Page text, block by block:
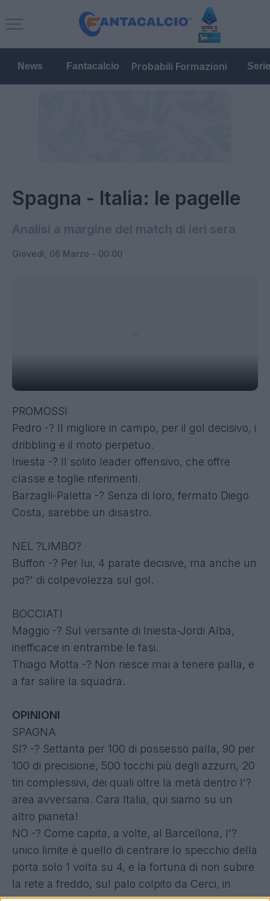
News Fantacalcio Probabili Formazioni
Spagna - Italia: le pagelle
Analisi a margine del match di ieri sera
Giovedì, 06 Marzo - 00:00
PROMOSSI
Pedro -? Il migliore in campo, per il gol decisivo, i
dribbling e il moto perpetuo.
Iniesta -? Il solito leader offensivo, che offre
classe e toglie riferimenti.
Barzagli-Paletta -? Senza di loro, fermato Diego
Costa, sarebbe un disastro.
NEL ?LIMBO?
Buffon -? Per lui, 4 parate decisive, ma anche un
po?' di colpevolezza sul gol.
BOCCIATI
Maggio -? Sul versante di Iniesta-Jordi Alba,
inefficace in entrambe le fasi.
Thiago Motta -? Non riesce mai a tenere palla, e
a far salire la squadra.
OPINIONI
SPAGNA
SI? -? Settanta per 100 di possesso palla, 90 per
100 di precisione, 500 tocchi più degli azzurri, 20
tiri complessivi, dei quali oltre la metà dentro l'?
area avversaria. Cara Italia, qui siamo su un
altro pianeta!
NO -? Come capita, a volte, al Barcellona, l'?
unico limite è quello di centrare lo specchio della
porta solo 1 volta su 4, e la fortuna di non subire
la rete a freddo, sul palo colpito da Cerci, in